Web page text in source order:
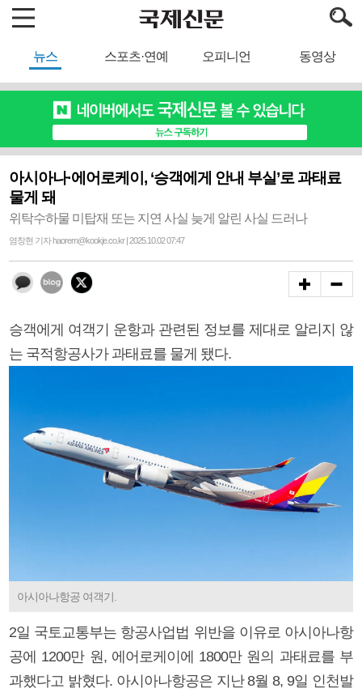
뉴스 스포츠·연예 오피니언 동영상
아시아나·에어로케이, ‘승객에게 안내 부실’로 과태료
물게 돼
위탁수하물 미탑재 또는 지연 사실 늦게 알린 사실 드러나
염창현 기자 haorem@kookje.co.kr | 2025.10.02 07:47
승객에게 여객기 운항과 관련된 정보를 제대로 알리지 않
는 국적항공사가 과태료를 물게 됐다.
아시아나항공 여객기.
2일 국토교통부는 항공사업법 위반을 이유로 아시아나항
공에 1200만 원, 에어로케이에 1800만 원의 과태료를 부
과했다고 밝혔다. 아시아나항공은 지난 8월 8, 9일 인천발